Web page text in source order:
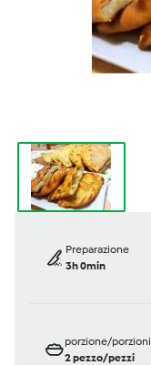
Preparazione
3h 0min
porzione/porzioni
2pezzo/pezzi